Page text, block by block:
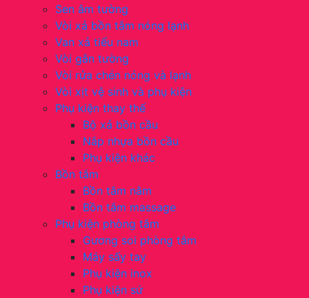
Sen âm tường
Vòi xả bồn tắm nóng lạnh
Van xả tiểu nam
Vòi gắn tường
Vòi rửa chén nóng và lạnh
Vòi xịt vệ sinh và phụ kiện
Phụ kiện thay thế
Bộ xả bồn cầu
Nắp nhựa bồn cầu
Phụ kiện khác
Bồn tắm
Bồn tắm nằm
Bồn tắm massage
Phụ kiện phòng tắm
Gương soi phòng tắm
Máy sấy tay
Phụ kiện inox
Phụ kiện sứ